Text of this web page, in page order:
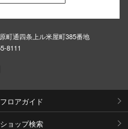
町通四条上ル米屋町385番地
8111
フロアガイド
ショップ検索